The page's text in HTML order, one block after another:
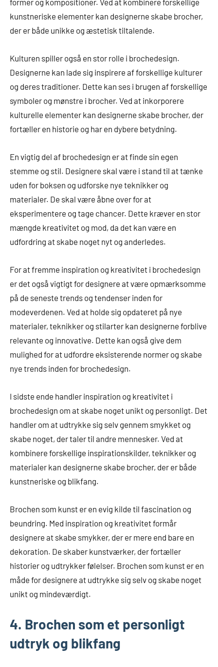
kunstneriske elementer kan designerne skabe brocher,
der er både unikke og æstetisk tiltalende.
Kulturen spiller også en stor rolle i brochedesign.
Designerne kan lade sig inspirere af forskellige kulturer
og deres traditioner. Dette kan ses i brugen af forskellige
symboler og mønstre i brocher. Ved at inkorporere
kulturelle elementer kan designerne skabe brocher, der
fortæller en historie og har en dybere betydning.
En vigtig del af brochedesign er at finde sin egen
stemme og stil. Designere skal være i stand til at tænke
uden for boksen og udforske nye teknikker og
materialer. De skal være åbne over for at
eksperimentere og tage chancer. Dette kræver en stor
mængde kreativitet og mod, da det kan være en
udfordring at skabe noget nyt og anderledes.
For at fremme inspiration og kreativitet i brochedesign
er det også vigtigt for designere at være opmærksomme
på de seneste trends og tendenser inden for
modeverdenen. Ved at holde sig opdateret på nye
materialer, teknikker og stilarter kan designerne forblive
relevante og innovative. Dette kan også give dem
mulighed for at udfordre eksisterende normer og skabe
nye trends inden for brochedesign.
I sidste ende handler inspiration og kreativitet i
brochedesign om at skabe noget unikt og personligt. Det
handler om at udtrykke sig selv gennem smykket og
skabe noget, der taler til andre mennesker. Ved at
kombinere forskellige inspirationskilder, teknikker og
materialer kan designerne skabe brocher, der er både
kunstneriske og blikfang.
Brochen som kunst er en evig kilde til fascination og
beundring. Med inspiration og kreativitet formår
designere at skabe smykker, der er mere end bare en
dekoration. De skaber kunstværker, der fortæller
historier og udtrykker følelser. Brochen som kunst er en
måde for designere at udtrykke sig selv og skabe noget
unikt og mindeværdigt.
4. Brochen som et personligt
udtryk og blikfang